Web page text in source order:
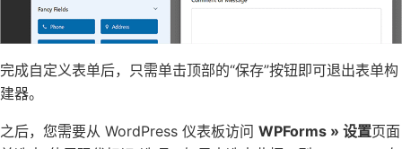
完成自定义表单后，只需单击顶部的“保存”按钮即可退出表单构
建器。
之后，您需要从 WordPress 仪表板访问 WPForms » 设置页面